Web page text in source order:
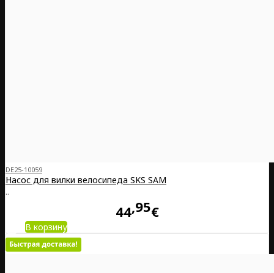
DE25-10059
Насос для вилки велосипеда SKS SAM
..
44 95€
В корзину